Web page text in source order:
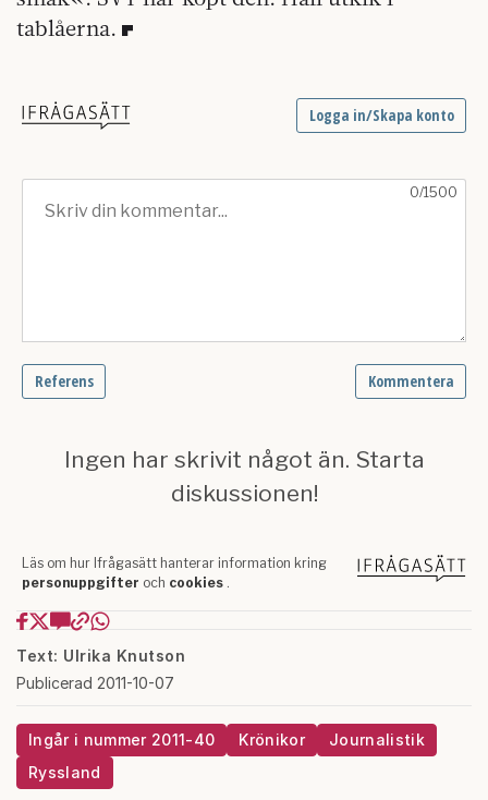
tablåerna.
Text: Ulrika Knutson
Publicerad 2011-10-07
Ingår i nummer 2011-40 Krönikor
Journalistik
Ryssland